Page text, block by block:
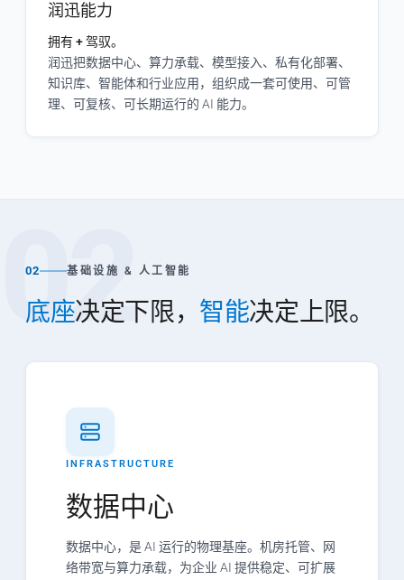
润迅能力
拥有 + 驾驭。
润迅把数据中心、算力承载、模型接入、私有化部署、
知识库、智能体和行业应用，组织成一套可使用、可管
理、可复核、可长期运行的 AI 能力。
02
02 基础设施 & 人工智能
底座决定下限， 智能决定上限。
INFRASTRUCTURE
数据中心
数据中心，是 AI 运行的物理基座。机房托管、网
络带宽与算力承载，为企业 AI 提供稳定、可扩展